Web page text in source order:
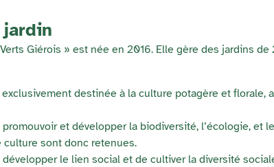
Giérois » est née en 2016. Elle gère des jardins
destinée à la culture potagère et florale,
et développer la biodiversité, l’écologie, et
sont donc retenues.
développer le lien social et de cultiver la diversité